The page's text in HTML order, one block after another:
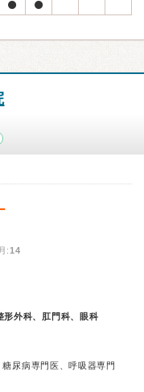
:14
形外科、肛門科、眼科
尿病専門医、呼吸器専門